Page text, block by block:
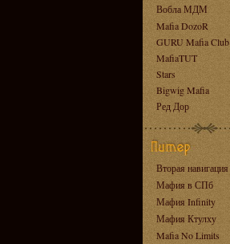
Вобла МДМ
Mafia DozoR
GURU Mafia Club
MafiaTUT
Stars
Bigwig Mafia
Ред Дор
Вторая навигация
Мафия в СПб
Мафия Infinity
Мафия Ктулху
Mafia No Limits